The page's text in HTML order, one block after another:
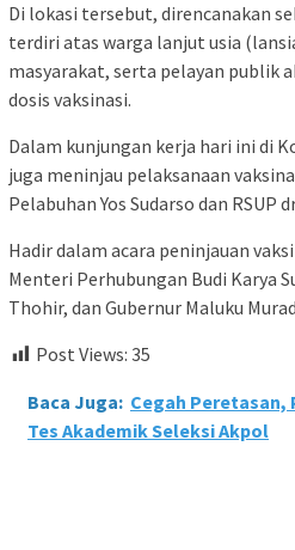
Di lokasi tersebut, direncanakan
terdiri atas warga lanjut usia
masyarakat, serta pelayan publik
dosis vaksinasi.
Dalam kunjungan kerja hari ini di
juga meninjau pelaksanaan
Pelabuhan Yos Sudarso dan RSUP
Hadir dalam acara peninjauan
Menteri Perhubungan Budi Karya
Thohir, dan Gubernur Maluku
Post Views: 35
Baca Juga: Cegah Peretasan,
Tes Akademik Seleksi Akpol